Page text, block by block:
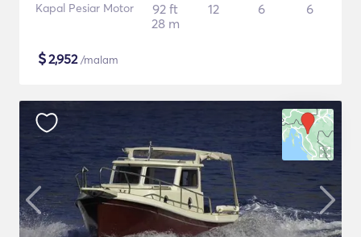
Kapal Pesiar Motor
92 ft
28 m
12 6 6
$2,952/malam